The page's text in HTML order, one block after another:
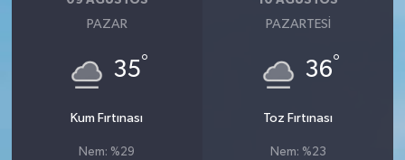
PAZAR
35°
Kum Fırtınası
Nem: %29
PAZARTESI
36°
Toz Fırtınası
Nem: %23